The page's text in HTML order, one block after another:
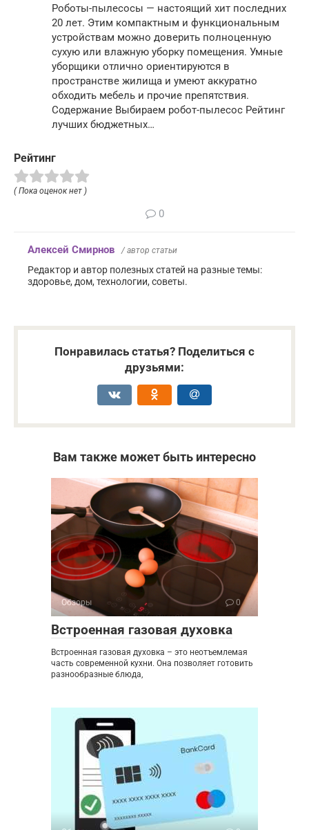
Роботы-пылесосы — настоящий хит последних
20 лет. Этим компактным и функциональным
устройствам можно доверить полноценную
сухую или влажную уборку помещения. Умные
уборщики отлично ориентируются в
пространстве жилища и умеют аккуратно
обходить мебель и прочие препятствия.
Содержание Выбираем робот-пылесос Рейтинг
лучших бюджетных…
Рейтинг
( Пока оценок нет )
0
Алексей Смирнов / автор статьи
Редактор и автор полезных статей на разные темы:
здоровье, дом, технологии, советы.
Понравилась статья? Поделиться с
друзьями:
Вам также может быть интересно
Обзоры 0
Встроенная газовая духовка
Встроенная газовая духовка – это неотъемлемая
часть современной кухни. Она позволяет готовить
разнообразные блюда,